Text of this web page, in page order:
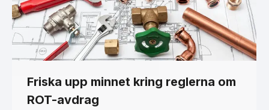
Friska upp minnet kring reglerna om
ROT-avdrag